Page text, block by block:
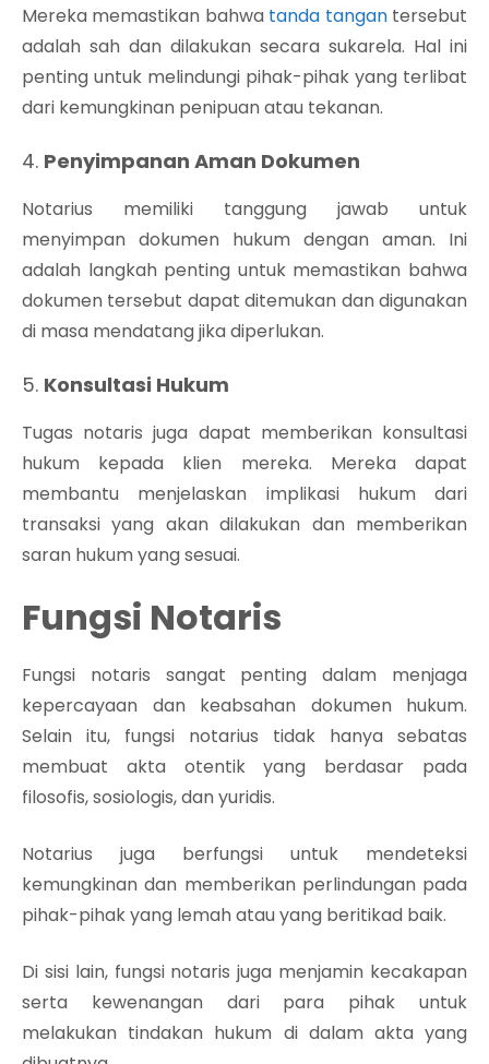
Mereka memastikan bahwa tanda tangantersebut
adalah sah dan dilakukan secara sukarela. Hal ini
penting untuk melindungi pihak-pihak yang terlibat
dari kemungkinan penipuan atau tekanan.
4. Penyimpanan Aman Dokumen
Notarius memiliki tanggung jawab untuk
menyimpan dokumen hukum dengan aman. Ini
adalah langkah penting untuk memastikan bahwa
dokumen tersebut dapat ditemukan dan digunakan
di masa mendatang jika diperlukan.
5. Konsultasi Hukum
Tugas notaris juga dapat memberikan konsultasi
hukum kepada klien mereka. Mereka dapat
membantu menjelaskan implikasi hukum dari
transaksi yang akan dilakukan dan memberikan
saran hukum yang sesuai.
Fungsi Notaris
Fungsi notaris sangat penting dalam menjaga
kepercayaan dan keabsahan dokumen hukum.
Selain itu, fungsi notarius tidak hanya sebatas
membuat akta otentik yang berdasar pada
filosofis, sosiologis, dan yuridis.
Notarius juga berfungsi untuk mendeteksi
kemungkinan dan memberikan perlindungan pada
pihak-pihak yang lemah atau yang beritikad baik.
Di sisi lain, fungsi notaris juga menjamin kecakapan
serta kewenangan dari para pihak untuk
melakukan tindakan hukum di dalam akta yang